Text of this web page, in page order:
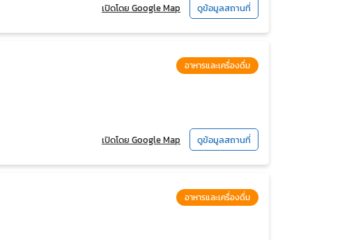
เปิดโดย Google Map ดูข้อมูลสถานที่
อาหารและเครื่องดื่ม
เปิดโดย Google Map ดูข้อมูลสถานที่
อาหารและเครื่องดื่ม